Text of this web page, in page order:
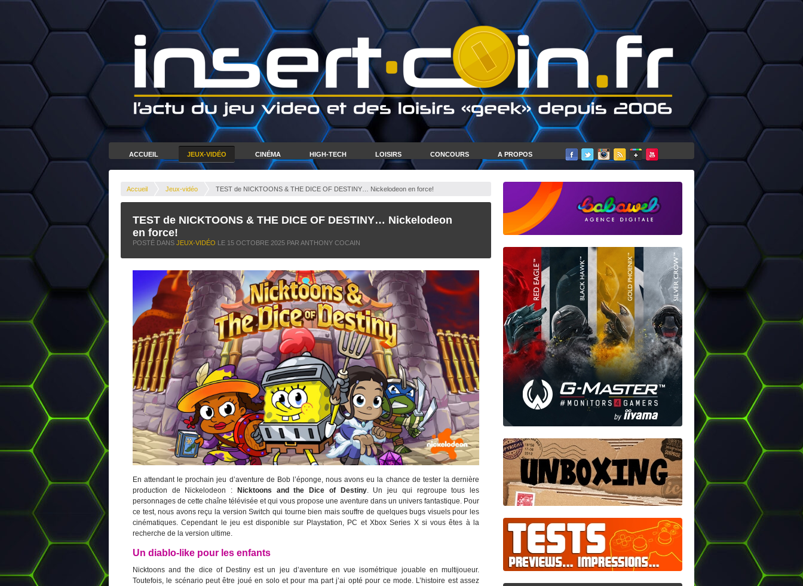
ACCUEIL JEUX-VIDÉO CINÉMA HIGH-TECH LOISIRS CONCOURS A PROPOS
Accueil Jeux-vidéo TEST de NICKTOONS & THE DICE OF DESTINY… Nickelodeon en force!
TEST de NICKTOONS & THE DICE OF DESTINY… Nickelodeon
en force!
POSTÉ DANS JEUX-VIDÉO LE 15 OCTOBRE 2025 PAR ANTHONY COCAIN
En attendant le prochain jeu d’aventure de Bob l’éponge, nous avons eu la chance de tester la dernière
production de Nickelodeon :
Nicktoons and the Dice of Destiny. Un jeu qui regroupe tous les
personnages de cette chaîne télévisée et qui vous propose une aventure dans un univers fantastique. Pour
ce test, nous avons reçu la version Switch qui tourne bien mais souffre de quelques bugs visuels pour les
cinématiques. Cependant le jeu est disponible sur Playstation, PC et Xbox Series X si vous êtes à la
recherche de la version ultime.
Un diablo-like pour les enfants
Nicktoons and the dice of Destiny est un jeu d’aventure en vue isométrique jouable en multijoueur.
Toutefois, le scénario peut être joué en solo et pour ma part j’ai opté pour ce mode. L’histoire est assez